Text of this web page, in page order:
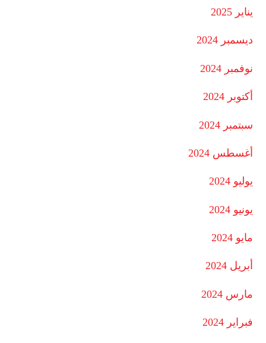
يناير 2025
ديسمبر 2024
نوفمبر 2024
أكتوبر 2024
سبتمبر 2024
أغسطس 2024
يوليو 2024
يونيو 2024
مايو 2024
أبريل 2024
مارس 2024
فبراير 2024